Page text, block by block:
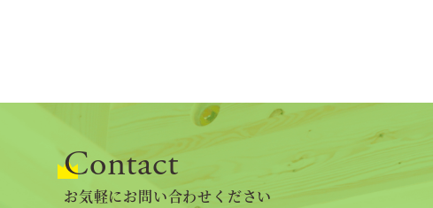
Contact
お気軽にお問い合わせください